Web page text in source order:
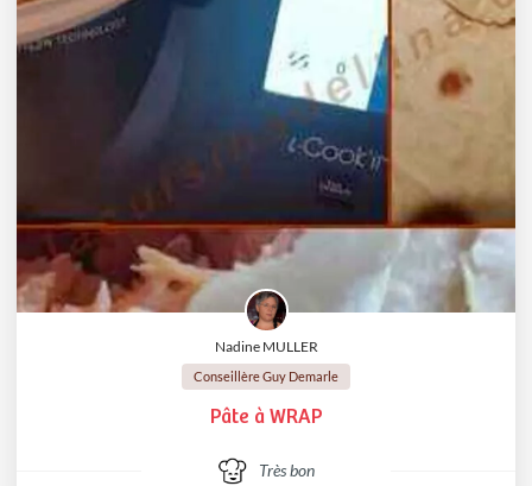
Nadine MULLER
Conseillère Guy Demarle
Pâte à WRAP
Très bon